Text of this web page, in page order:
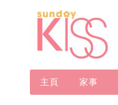
主頁 家事